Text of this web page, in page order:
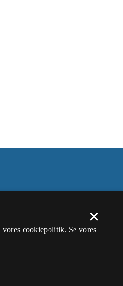
×
vores cookiepolitik. Se vores